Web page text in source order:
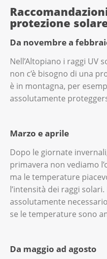
protezione
Da novembre a
Nell’Altopiano i raggi UV
non c’è bisogno di una
è in montagna, per
assolutamente
Marzo e aprile
Dopo le giornate
primavera non vediamo
ma le temperature
l’intensità dei raggi
assolutamente
se le temperature sono
Da maggio ad agosto